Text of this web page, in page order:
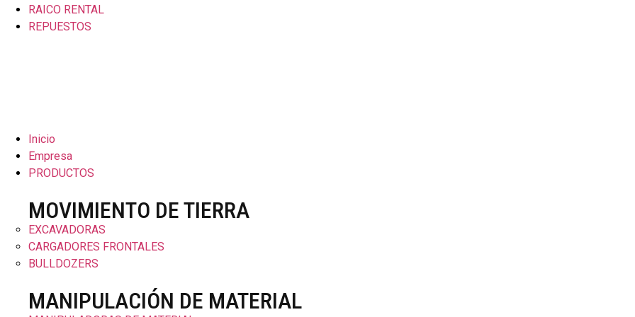
RAICO RENTAL
REPUESTOS
Inicio
Empresa
PRODUCTOS
MOVIMIENTO DE TIERRA
EXCAVADORAS
CARGADORES FRONTALES
BULLDOZERS
MANIPULACIÓN DE MATERIAL